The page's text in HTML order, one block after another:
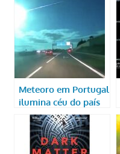
Meteoro em Portugal
ilumina céu do país